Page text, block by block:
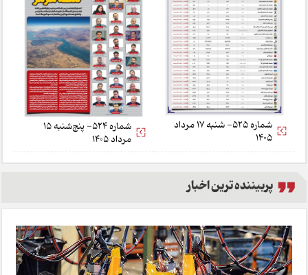
شماره 525- شنبه 17 مرداد
1405
شماره 524- پنج‌شنبه 15
مرداد 1405
پربیننده ترین اخبار